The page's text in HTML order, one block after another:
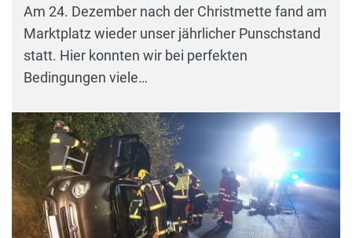
Am 24. Dezember nach der Christmette fand am
Marktplatz wieder unser jährlicher Punschstand
statt. Hier konnten wir bei perfekten
Bedingungen viele…